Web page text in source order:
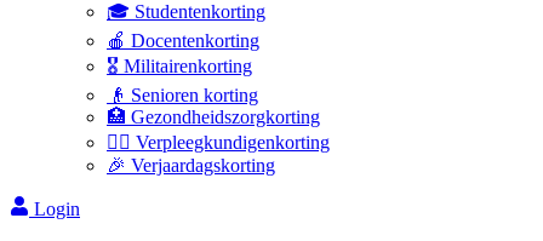
🎓 Studentenkorting
🍎 Docentenkorting
🎖️ Militairenkorting
👴 Senioren korting
🏥 Gezondheidszorgkorting
👩‍⚕️ Verpleegkundigenkorting
🎉 Verjaardagskorting
Login